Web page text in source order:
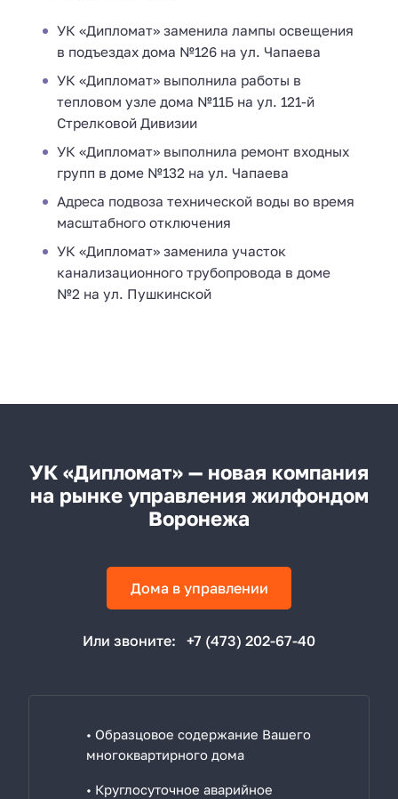
УК «Дипломат» заменила лампы освещения
в подъездах дома №126 на ул. Чапаева
УК «Дипломат» выполнила работы в
тепловом узле дома №11Б на ул. 121-й
Стрелковой Дивизии
УК «Дипломат» выполнила ремонт входных
групп в доме №132 на ул. Чапаева
Адреса подвоза технической воды во время
масштабного отключения
УК «Дипломат» заменила участок
канализационного трубопровода в доме
№2 на ул. Пушкинской
УК «Дипломат» — новая компания
на рынке управления жилфондом
Воронежа
Дома в управлении
Или звоните: +7 (473) 202-67-40
• Образцовое содержание Вашего
многоквартирного дома
• Круглосуточное аварийное